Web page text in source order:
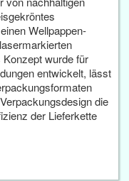
Wellpappen-
wurde für
entwickelt, lässt
die
der Lieferkette